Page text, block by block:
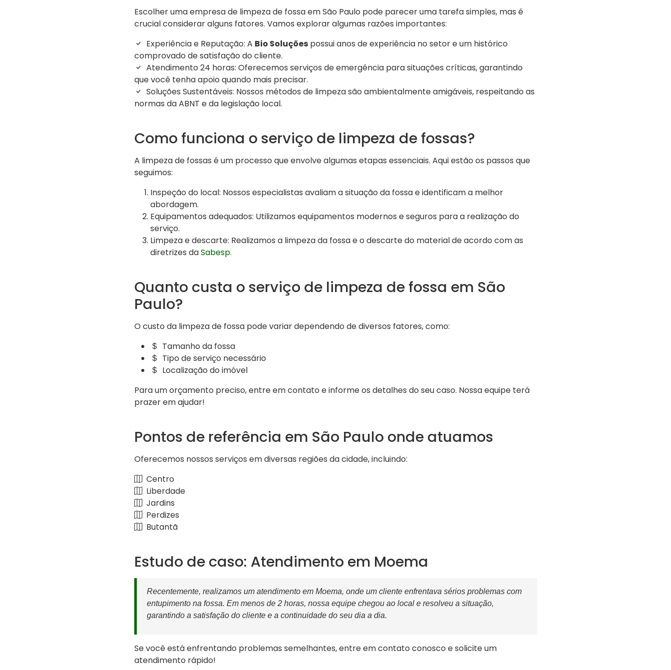
Escolher uma empresa de limpeza de fossa em São Paulo pode parecer uma tarefa simples, mas é
crucial considerar alguns fatores. Vamos explorar algumas razões importantes:
Experiência e Reputação: A Bio Soluçõespossui anos de experiência no setor e um histórico
comprovado de satisfação do cliente.
Atendimento 24 horas: Oferecemos serviços de emergência para situações críticas, garantindo
que você tenha apoio quando mais precisar.
Soluções Sustentáveis: Nossos métodos de limpeza são ambientalmente amigáveis, respeitando as
normas da ABNT e da legislação local.
Como funciona o serviço de limpeza de fossas?
A limpeza de fossas é um processo que envolve algumas etapas essenciais. Aqui estão os passos que
seguimos:
Inspeção do local: Nossos especialistas avaliam a situação da fossa e identificam a melhor
abordagem.
Equipamentos adequados: Utilizamos equipamentos modernos e seguros para a realização do
serviço.
Limpeza e descarte: Realizamos a limpeza da fossa e o descarte do material de acordo com as
diretrizes daSabesp.
Quanto custa o serviço de limpeza de fossa em São
Paulo?
O custo da limpeza de fossa pode variar dependendo de diversos fatores, como:
Tamanho da fossa
Tipo de serviço necessário
Localização do imóvel
Para um orçamento preciso, entre em contato e informe os detalhes do seu caso. Nossa equipe terá
prazer em ajudar!
Pontos de referência em São Paulo onde atuamos
Oferecemos nossos serviços em diversas regiões da cidade, incluindo:
Centro
Liberdade
Jardins
Perdizes
Butantã
Estudo de caso: Atendimento em Moema
Recentemente, realizamos um atendimento em Moema, onde um cliente enfrentava sérios problemas com
entupimento na fossa. Em menos de 2 horas, nossa equipe chegou ao local e resolveu a situação,
garantindo a satisfação do cliente e a continuidade do seu dia a dia.
Se você está enfrentando problemas semelhantes, entre em contato conosco e solicite um
atendimento rápido!